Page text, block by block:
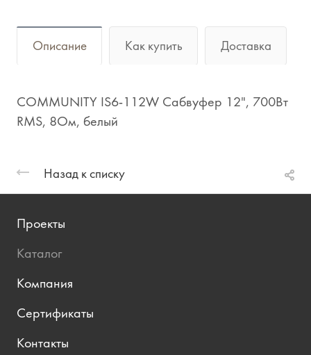
Описание Как купить Доставка
COMMUNITY IS6-112W Сабвуфер 12", 700Вт
RMS, 8Ом, белый
Назад к списку
Проекты
Каталог
Компания
Сертификаты
Контакты